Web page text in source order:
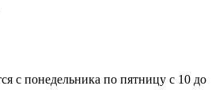
с понедельника по пятницу с 10 до